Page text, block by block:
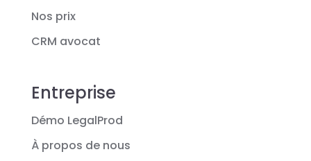
Nos prix
CRM avocat
Entreprise
Démo LegalProd
À propos de nous